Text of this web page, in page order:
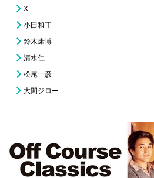
X
小田和正
鈴木康博
清水仁
松尾一彦
大間ジロー